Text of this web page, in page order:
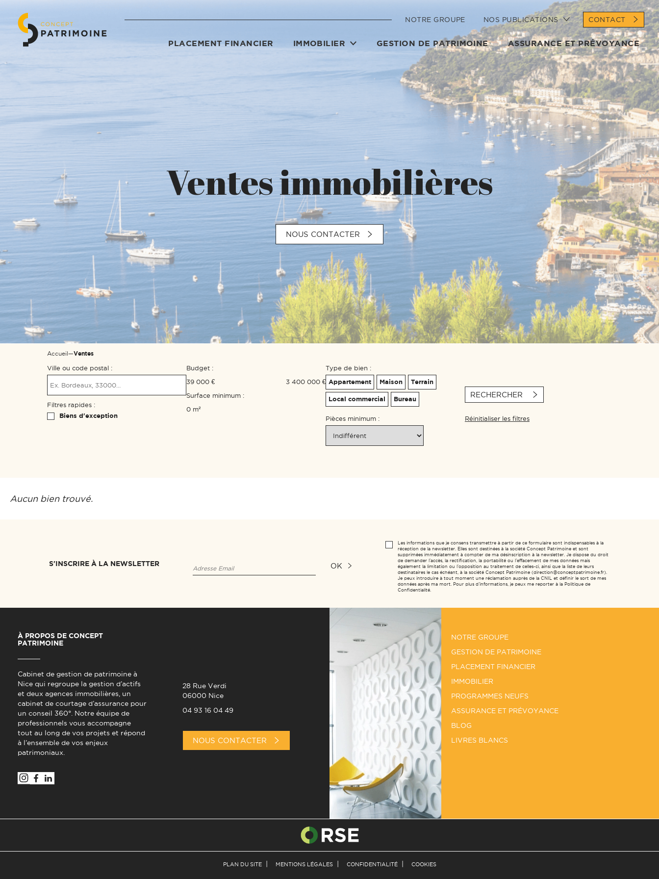
NOTRE GROUPE NOS PUBLICATIONS CONTACT
PLACEMENT FINANCIER IMMOBILIER GESTION DE PATRIMOINE ASSURANCE ET PRÉVOYANCE
Ventes immobilières
NOUS CONTACTER
Accueil—Ventes
Ville ou code postal :
Filtres rapides :
Biens d'exception
Budget :
39 000 €
3 400 000 €
Surface minimum :
0 m²
Type de bien :
Appartement Maison Terrain
Local commercial Bureau
Pièces minimum :
RECHERCHER
Réinitialiser les filtres
Aucun bien trouvé.
S'INSCRIRE À LA NEWSLETTER OK
Les informations que je consens transmettre à partir de ce formulaire sont indispensables à la
réception de la newsletter. Elles sont destinées à la société Concept Patrimoine et sont
supprimées immédiatement à compter de ma désinscription à la newsletter. Je dispose du droit
de demander l’accès, la rectification, la portabilité ou l’effacement de mes données mais
également la limitation ou l’opposition au traitement de celles-ci, ainsi que la liste de leurs
destinataires le cas échéant, à la société Concept Patrimoine (direction@conceptpatrimoine.fr).
Je peux introduire à tout moment une réclamation auprès de la CNIL et définir le sort de mes
données après ma mort. Pour plus d’informations, je peux me reporter à la Politique de
Confidentialité.
À PROPOS DE CONCEPT
PATRIMOINE
Cabinet de gestion de patrimoine à
Nice qui regroupe la gestion d’actifs
et deux agences immobilières, un
cabinet de courtage d’assurance pour
un conseil 360°. Notre équipe de
professionnels vous accompagne
tout au long de vos projets et répond
à l’ensemble de vos enjeux
patrimoniaux.
28 Rue Verdi
06000 Nice
04 93 16 04 49
NOUS CONTACTER
NOTRE GROUPE
GESTION DE PATRIMOINE
PLACEMENT FINANCIER
IMMOBILIER
PROGRAMMES NEUFS
ASSURANCE ET PRÉVOYANCE
BLOG
LIVRES BLANCS
PLAN DU SITE MENTIONS LÉGALES CONFIDENTIALITÉ COOKIES